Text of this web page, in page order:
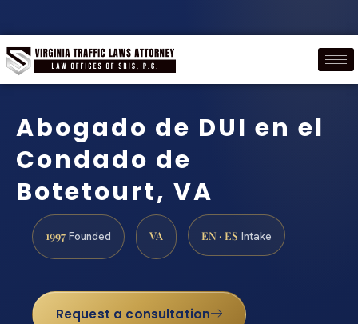
Abogado de DUI en el
Condado de
Botetourt, VA
1997 Founded VA EN · ES Intake
Request a consultation